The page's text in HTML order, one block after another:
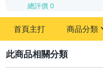
總評價 0
首頁主打 商品分類